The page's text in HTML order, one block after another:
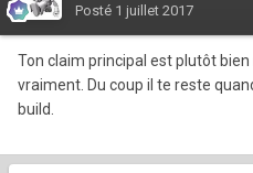
Posté 1 juillet 2017
Ton claim principal est plutôt
vraiment. Du coup il te reste
build.